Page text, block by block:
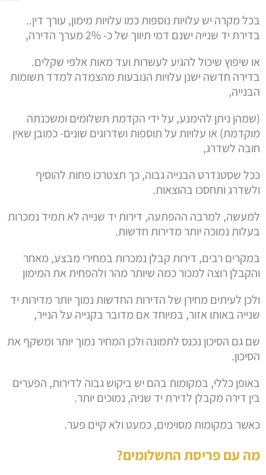
בכל מקרה יש עלויות נוספות כמו עלויות מימון, עורך דין..
בדירת יד שנייה ישנם דמי תיווך של כ- 2% מערך הדירה,
או שיפוץ שיכול להגיע לעשרות ועד מאות אלפי שקלים.
בדירה חדשה ישנן עלויות הנובעות מהצמדה למדד תשומות
הבנייה,
(שמהן ניתן להימנע, על ידי הקדמת תשלומים ומשכנתה
מוקדמת) או עלויות על תוספות ושדרוגים שונים- כמובן שאין
חובה לשדרג,
ככל שסטנדרט הבנייה גבוה, כך תצטרכו פחות להוסיף
ולשדרג ותחסכו בהוצאות.
למעשה, למרבה ההפתעה, דירות יד שנייה לא תמיד נמכרות
בעלות נמוכה יותר מדירות חדשות.
במקרים רבים, דירות קבלן נמכרות במחירי מבצע, מאחר
והקבלן רוצה למכור כמה שיותר מהר ולהפחית את המימון
ולכן לעיתים מחירן של הדירות החדשות נמוך יותר מדירות יד
שנייה באותו אזור, במיוחד אם מדובר בקנייה על הנייר,
שם גם הסיכון נכנס לתמונה ולכן המחיר נמוך יותר ומשקף את
הסיכון.
באופן כללי, במקומות בהם יש ביקוש גבוה לדירות, הפערים
בין דירה מקבלן לדירת יד שניה, נמוכים יותר.
כאשר במקומות מסוימים, כמעט ולא קיים פער.
מה עם פריסת התשלומים?